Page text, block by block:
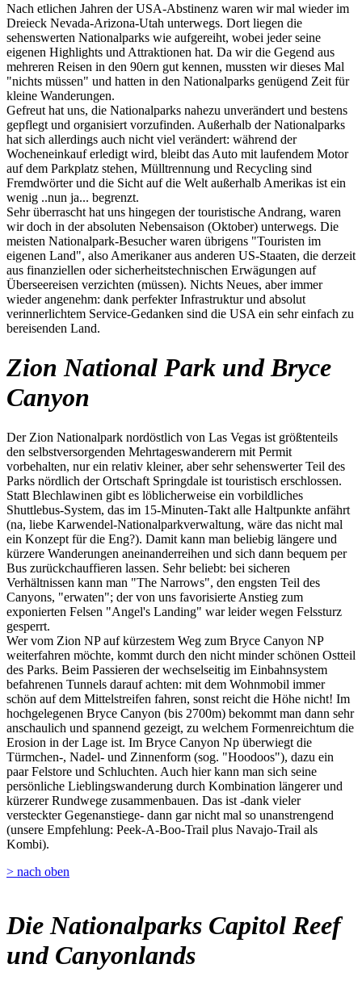
Nach etlichen Jahren der USA-Abstinenz waren wir mal wieder im
Dreieck Nevada-Arizona-Utah unterwegs. Dort liegen die
sehenswerten Nationalparks wie aufgereiht, wobei jeder seine
eigenen Highlights und Attraktionen hat. Da wir die Gegend aus
mehreren Reisen in den 90ern gut kennen, mussten wir dieses Mal
"nichts müssen" und hatten in den Nationalparks genügend Zeit für
kleine Wanderungen.
Gefreut hat uns, die Nationalparks nahezu unverändert und bestens
gepflegt und organisiert vorzufinden. Außerhalb der Nationalparks
hat sich allerdings auch nicht viel verändert: während der
Wocheneinkauf erledigt wird, bleibt das Auto mit laufendem Motor
auf dem Parkplatz stehen, Mülltrennung und Recycling sind
Fremdwörter und die Sicht auf die Welt außerhalb Amerikas ist ein
wenig ..nun ja... begrenzt.
Sehr überrascht hat uns hingegen der touristische Andrang, waren
wir doch in der absoluten Nebensaison (Oktober) unterwegs. Die
meisten Nationalpark-Besucher waren übrigens "Touristen im
eigenen Land", also Amerikaner aus anderen US-Staaten, die derzeit
aus finanziellen oder sicherheitstechnischen Erwägungen auf
Überseereisen verzichten (müssen). Nichts Neues, aber immer
wieder angenehm: dank perfekter Infrastruktur und absolut
verinnerlichtem Service-Gedanken sind die USA ein sehr einfach zu
bereisenden Land.
Zion National Park und Bryce
Canyon
Der Zion Nationalpark nordöstlich von Las Vegas ist größtenteils
den selbstversorgenden Mehrtageswanderern mit Permit
vorbehalten, nur ein relativ kleiner, aber sehr sehenswerter Teil des
Parks nördlich der Ortschaft Springdale ist touristisch erschlossen.
Statt Blechlawinen gibt es löblicherweise ein vorbildliches
Shuttlebus-System, das im 15-Minuten-Takt alle Haltpunkte anfährt
(na, liebe Karwendel-Nationalparkverwaltung, wäre das nicht mal
ein Konzept für die Eng?). Damit kann man beliebig längere und
kürzere Wanderungen aneinanderreihen und sich dann bequem per
Bus zurückchauffieren lassen. Sehr beliebt: bei sicheren
Verhältnissen kann man "The Narrows", den engsten Teil des
Canyons, "erwaten"; der von uns favorisierte Anstieg zum
exponierten Felsen "Angel's Landing" war leider wegen Felssturz
gesperrt.
Wer vom Zion NP auf kürzestem Weg zum Bryce Canyon NP
weiterfahren möchte, kommt durch den nicht minder schönen Ostteil
des Parks. Beim Passieren der wechselseitig im Einbahnsystem
befahrenen Tunnels darauf achten: mit dem Wohnmobil immer
schön auf dem Mittelstreifen fahren, sonst reicht die Höhe nicht! Im
hochgelegenen Bryce Canyon (bis 2700m) bekommt man dann sehr
anschaulich und spannend gezeigt, zu welchem Formenreichtum die
Erosion in der Lage ist. Im Bryce Canyon Np überwiegt die
Türmchen-, Nadel- und Zinnenform (sog. "Hoodoos"), dazu ein
paar Felstore und Schluchten. Auch hier kann man sich seine
persönliche Lieblingswanderung durch Kombination längerer und
kürzerer Rundwege zusammenbauen. Das ist -dank vieler
versteckter Gegenanstiege- dann gar nicht mal so unanstrengend
(unsere Empfehlung: Peek-A-Boo-Trail plus Navajo-Trail als
Kombi).
> nach oben
Die Nationalparks Capitol Reef
und Canyonlands